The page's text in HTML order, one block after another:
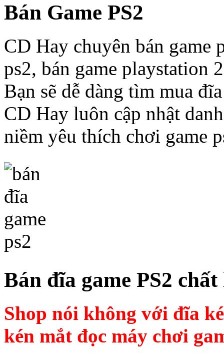
Bán Game PS2
CD Hay chuyên bán game
ps2, bán game playstation
Bạn sẽ dễ dàng tìm mua
CD Hay luôn cập nhật
niềm yêu thích chơi game
Bán đĩa game PS2
Shop nói không với đĩa
kén mắt đọc máy chơi